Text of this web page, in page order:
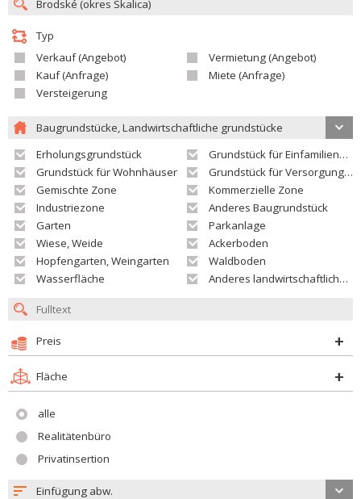
Typ
Verkauf (Angebot)
Vermietung (Angebot)
Kauf (Anfrage)
Miete (Anfrage)
Versteigerung
Baugrundstücke, Landwirtschaftliche grundstücke
Erholungsgrundstück
Grundstück für Einfamilienhäuser
Grundstück für Wohnhäuser
Grundstück für Versorgungseinrichtungen
Gemischte Zone
Kommerzielle Zone
Industriezone
Anderes Baugrundstück
Garten
Parkanlage
Wiese, Weide
Ackerboden
Hopfengarten, Weingarten
Waldboden
Wasserfläche
Anderes landwirtschaftliches Grundstück
Preis
Fläche
alle
Realitätenbüro
Privatinsertion
Einfügung abw.